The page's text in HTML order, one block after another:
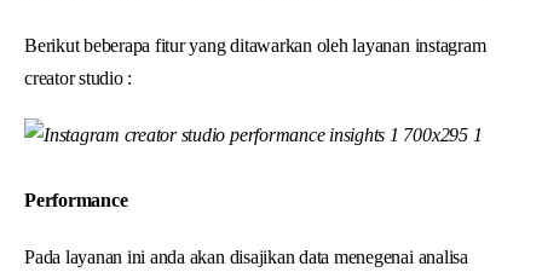
Berikut beberapa fitur yang ditawarkan oleh layanan instagram
creator studio :
Performance
Pada layanan ini anda akan disajikan data menegenai analisa